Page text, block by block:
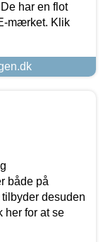
har en flot
mærket. Klik
både på
desuden
her for at se